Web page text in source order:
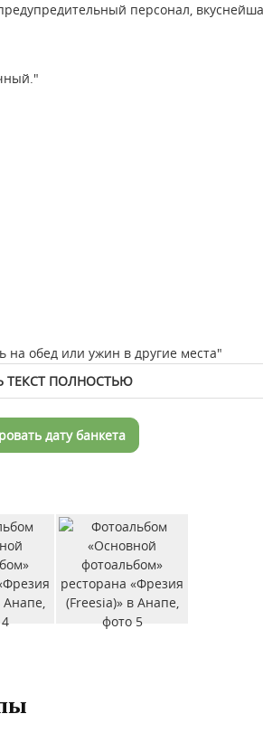
персонал,
на обед или ужин в другие места"
ТЕКСТ ПОЛНОСТЬЮ
дату банкета